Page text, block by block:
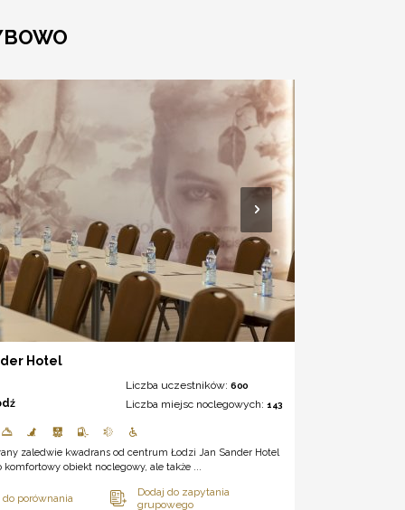
Hotel
Liczba uczestników: 600
Liczba miejsc noclegowych: 143
zaledwie kwadrans od centrum Łodzi Jan Sander Hotel
komfortowy obiekt noclegowy, ale także ...